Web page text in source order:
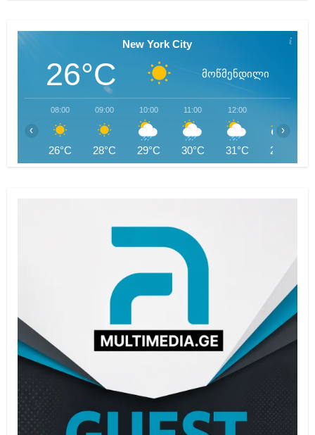
New York City
26°C მოწმენდილი
08:00
26°C
09:00
28°C
10:00
29°C
11:00
30°C
12:00
31°C 29°C
‹ ›